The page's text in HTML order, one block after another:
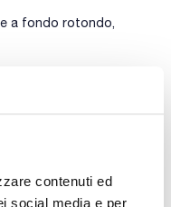
contenuti ed
social media e per
a fondo rotondo,
per la loro versatilità
in modo sicuro
centrifughe sono
gamma di campioni